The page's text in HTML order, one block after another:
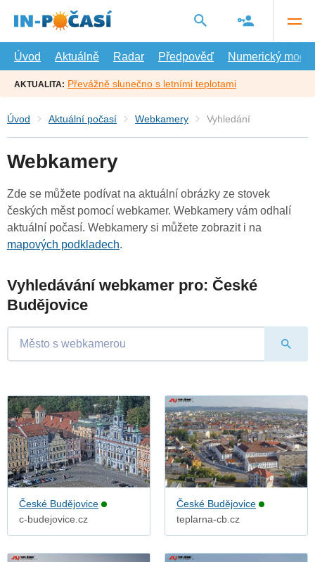
hlavní
Úvod
Aktuálně Radar Předpověď Numerický model
AKTUALITA: Převážně slunečno s letními teplotami
Úvod Aktuální počasí Webkamery Vyhledání
Webkamery
Zde se můžete podívat na aktuální obrázky ze stovek
českých měst pomocí webkamer. Webkamery vám odhalí
aktuální počasí. Webkamery si můžete zobrazit i na
mapových podkladech.
Vyhledávání webkamer pro: České
Budějovice
České Budějovice
c-budejovice.cz
České Budějovice
teplarna-cb.cz